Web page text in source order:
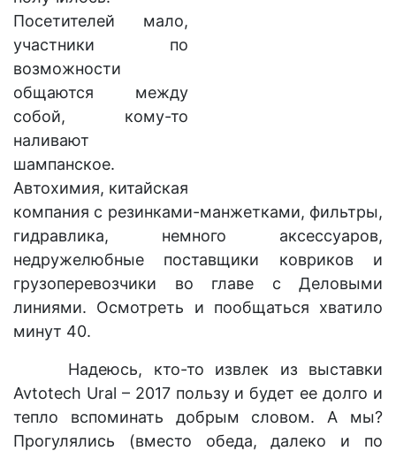
Посетителей мало,
участники по
возможности
общаются между
собой, кому-то
наливают
шампанское.
Автохимия, китайская
компания с резинками-манжетками, фильтры,
гидравлика, немного аксессуаров,
недружелюбные поставщики ковриков и
грузоперевозчики во главе с Деловыми
линиями. Осмотреть и пообщаться хватило
минут 40.
Надеюсь, кто-то извлек из выставки
Avtotech Ural – 2017 пользу и будет ее долго и
тепло вспоминать добрым словом. А мы?
Прогулялись (вместо обеда, далеко и по